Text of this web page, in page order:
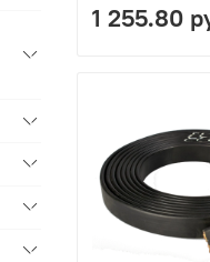
1 255.80